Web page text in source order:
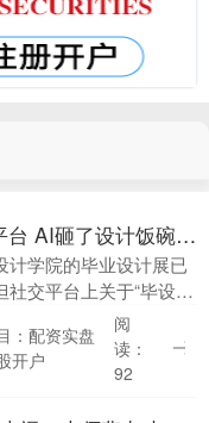
股票配资公司平台 AI砸了设计饭碗？ 同济大学辛向阳：设计教育该重视“落地”和跨学科
计学院的毕业设计展已
交平台上关于“毕设AI
却越来越热。不少网友
学生手中新“画笔”，大
：配资实盘
开户
阅
读：
92